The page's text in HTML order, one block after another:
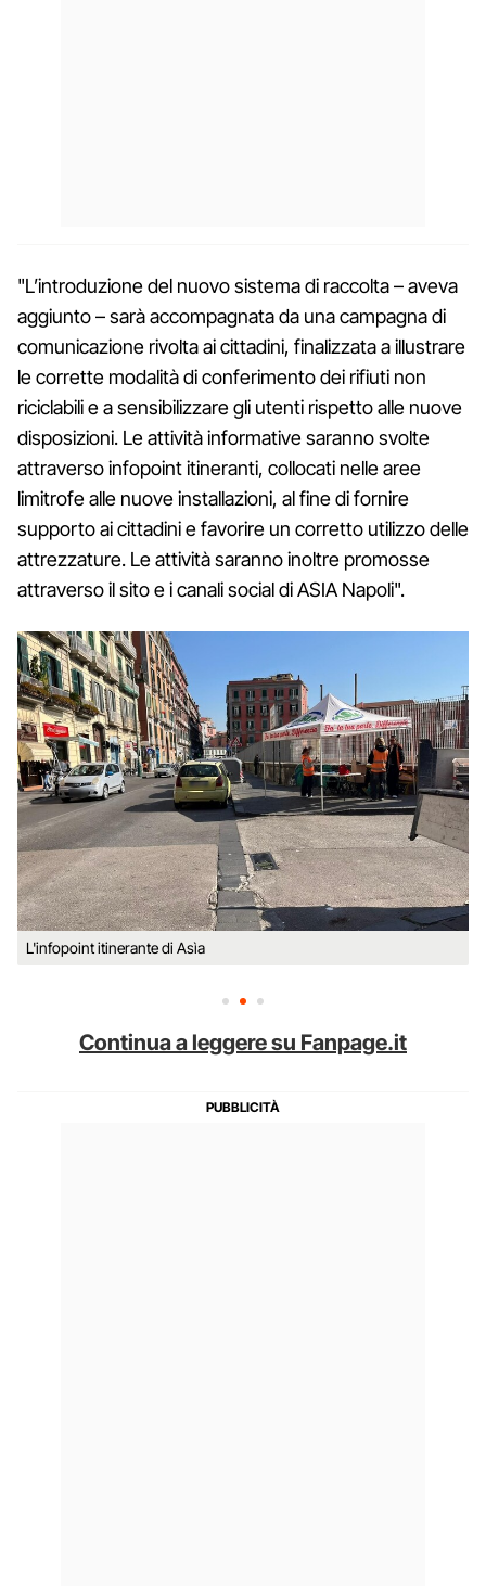
"L’introduzione del nuovo sistema di raccolta – aveva
aggiunto – sarà accompagnata da una campagna di
comunicazione rivolta ai cittadini, finalizzata a illustrare
le corrette modalità di conferimento dei rifiuti non
riciclabili e a sensibilizzare gli utenti rispetto alle nuove
disposizioni. Le attività informative saranno svolte
attraverso infopoint itineranti, collocati nelle aree
limitrofe alle nuove installazioni, al fine di fornire
supporto ai cittadini e favorire un corretto utilizzo delle
attrezzature. Le attività saranno inoltre promosse
attraverso il sito e i canali social di ASIA Napoli".
L'infopoint itinerante di Asìa
Continua a leggere su Fanpage.it